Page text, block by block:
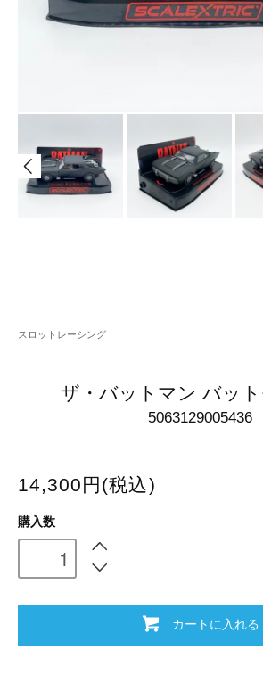
スロットレーシング
ザ・バットマン バッ
5063129005436
14,300円(税込)
購入数
カートに入れる